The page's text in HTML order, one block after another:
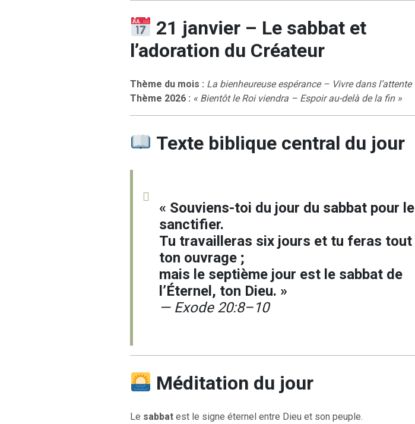
21 janvier – Le sabbat et
l’adoration du Créateur
Thème du mois : La bienheureuse espérance – Vivre dans l’attente
Thème 2026 : « Bientôt le Roi viendra – Espoir au-delà de la fin »
Texte biblique central du jour
« Souviens-toi du jour du sabbat pour le
sanctifier.
Tu travailleras six jours et tu feras tout
ton ouvrage ;
mais le septième jour est le sabbat de
l’Éternel, ton Dieu. »
— Exode 20:8–10
Méditation du jour
Le sabbatest le signe éternel entre Dieu et son peuple.